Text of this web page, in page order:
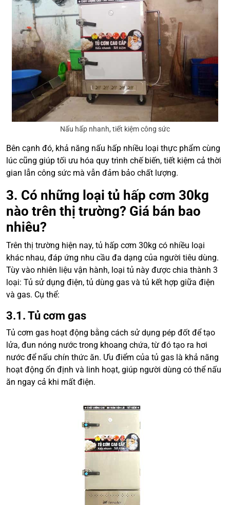
Nấu hấp nhanh, tiết kiệm công sức
Bên cạnh đó, khả năng nấu hấp nhiều loại thực phẩm cùng
lúc cũng giúp tối ưu hóa quy trình chế biến, tiết kiệm cả thời
gian lẫn công sức mà vẫn đảm bảo chất lượng.
3. Có những loại tủ hấp cơm 30kg
nào trên thị trường? Giá bán bao
nhiêu?
Trên thị trường hiện nay, tủ hấp cơm 30kg có nhiều loại
khác nhau, đáp ứng nhu cầu đa dạng của người tiêu dùng.
Tùy vào nhiên liệu vận hành, loại tủ này được chia thành 3
loại: Tủ sử dụng điện, tủ dùng gas và tủ kết hợp giữa điện
và gas. Cụ thể:
3.1. Tủ cơm gas
Tủ cơm gas hoạt động bằng cách sử dụng pép đốt để tạo
lửa, đun nóng nước trong khoang chứa, từ đó tạo ra hơi
nước để nấu chín thức ăn. Ưu điểm của tủ gas là khả năng
hoạt động ổn định và linh hoạt, giúp người dùng có thể nấu
ăn ngay cả khi mất điện.